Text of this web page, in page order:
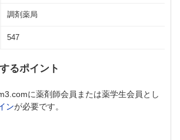
調剤薬局
547
るポイント
に薬剤師会員または薬学生会員とし
ンが必要です。